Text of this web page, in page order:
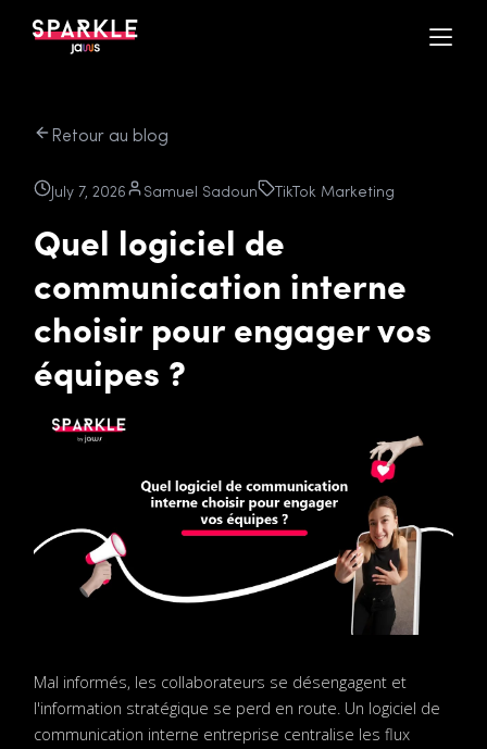
Retour au blog
July 7, 2026 Samuel Sadoun TikTok Marketing
Quel logiciel de
communication interne
choisir pour engager vos
équipes ?
Mal informés, les collaborateurs se désengagent et
l'information stratégique se perd en route. Un logiciel de
communication interne entreprise centralise les flux